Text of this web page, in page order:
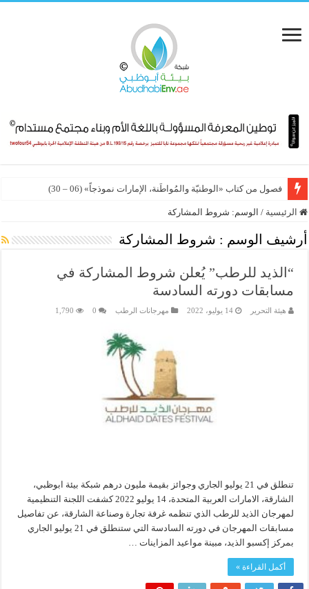
فصول من كتاب «الوطنيّة والمُواطَنة، الإمارات نموذجاً» (06 – 30)
الرئيسية / الوسم: شروط المشاركة
أرشيف الوسم : شروط المشاركة
“الذيد للرطب” يُعلن شروط المشاركة في
مسابقات دورته السادسة
هيئة التحرير 14 يوليو، 2022 مهرجانات الرطب 0
1,790
تنطلق في 21 يوليو الجاري وجوائز بقيمة مليون درهم شبكة بيئة ابوظبي،
الشارقة، الامارات العربية المتحدة، 14 يوليو 2022 كشفت اللجنة التنظيمية
لمهرجان الذيد للرطب الذي تنظمه غرفة تجارة وصناعة الشارقة، عن تفاصيل
مسابقات المهرجان في دورته السادسة التي ستنطلق في 21 يوليو الجاري
بمركز إكسبو الذيد، مبينة مواعيد المزاينات …
أكمل القراءة »